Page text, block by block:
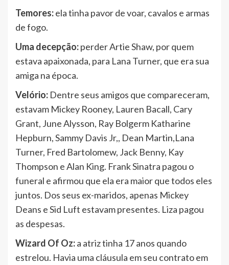
Temores:ela tinha pavor de voar, cavalos e armas
de fogo.
Uma decepção:perder Artie Shaw, por quem
estava apaixonada, para Lana Turner, que era sua
amiga na época.
Velório: Dentre seus amigos que compareceram,
estavam Mickey Rooney, Lauren Bacall, Cary
Grant, June Alysson, Ray Bolgerm Katharine
Hepburn, Sammy Davis Jr,, Dean Martin,Lana
Turner, Fred Bartolomew, Jack Benny, Kay
Thompson e Alan King. Frank Sinatra pagou o
funeral e afirmou que ela era maior que todos eles
juntos. Dos seus ex-maridos, apenas Mickey
Deans e Sid Luft estavam presentes. Liza pagou
as despesas.
Wizard Of Oz:a atriz tinha 17 anos quando
estrelou. Havia uma cláusula em seu contrato em